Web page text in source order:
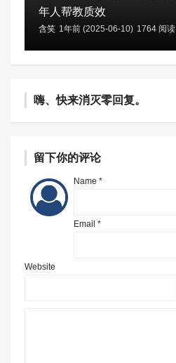
年人帮教质效
含笑 1年前 (2025-06-10) 1764 阅读
嗨、快来消灭零回复。
留下你的评论
Name *
Email *
Website